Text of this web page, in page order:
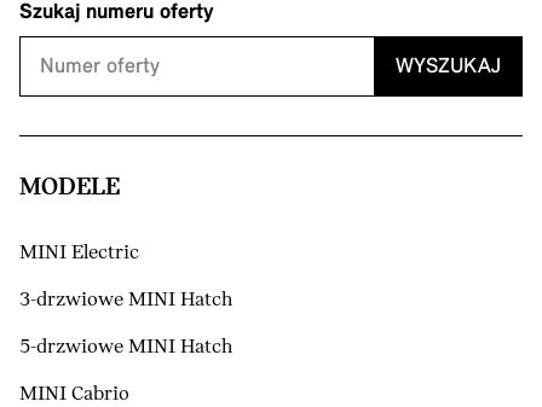
Szukaj numeru oferty
WYSZUKAJ
MODELE
MINI Electric
3-drzwiowe MINI Hatch
5-drzwiowe MINI Hatch
MINI Cabrio